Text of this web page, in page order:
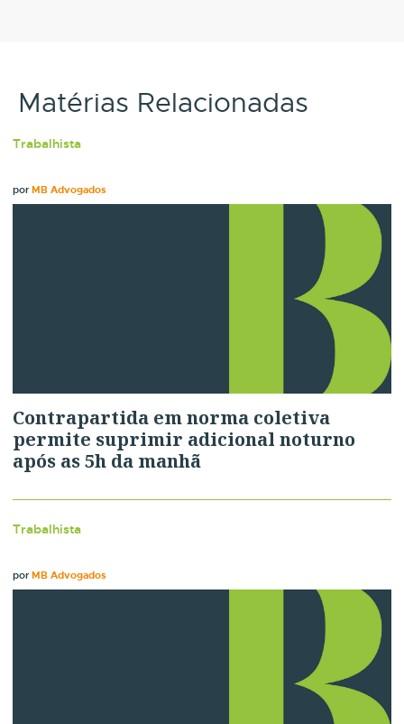
Matérias Relacionadas
Trabalhista
porMB Advogados
Contrapartida em norma coletiva
permite suprimir adicional noturno
após as 5h da manhã
Trabalhista
porMB Advogados